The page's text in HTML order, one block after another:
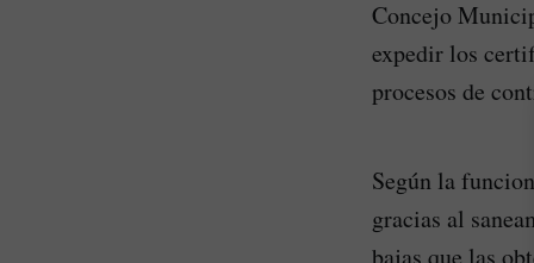
Concejo
expedir los
procesos de
Según la
gracias al
bajas que las